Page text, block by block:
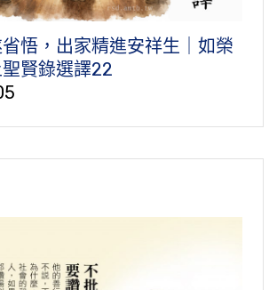
悟，出家精進安祥生｜如榮
賢錄選譯22